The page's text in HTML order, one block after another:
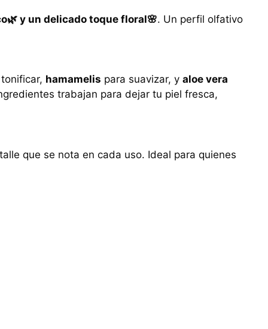
y un delicado toque floral🌸. Un perfil olfativo
hamamelis para suavizar, y aloe vera
trabajan para dejar tu piel fresca,
que se nota en cada uso. Ideal para quienes